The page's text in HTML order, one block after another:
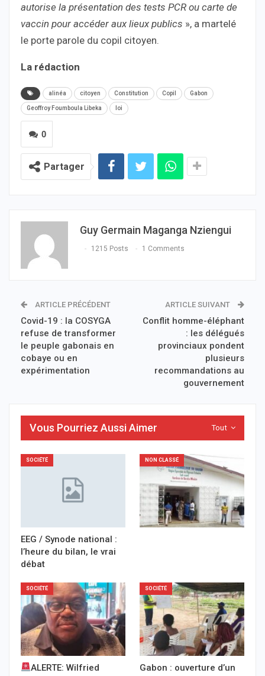
autorise la présentation des tests PCR ou carte de
vaccin pour accéder aux lieux publics », a martelé
le porte parole du copil citoyen.
La rédaction
alinéa citoyen Constitution Copil Gabon
Geoffroy Foumboula Libeka loi
0
Partager
Guy Germain Maganga Nziengui
1215 Posts 1 Comments
ARTICLE PRÉCÉDENT
Covid-19 : la COSYGA
refuse de transformer
le peuple gabonais en
cobaye ou en
expérimentation
ARTICLE SUIVANT
Conflit homme-éléphant
: les délégués
provinciaux pondent
plusieurs
recommandations au
gouvernement
Tout
Vous Pourriez Aussi Aimer
SOCIÉTÉ
EEG / Synode national :
l’heure du bilan, le vrai
débat
NON CLASSÉ
SOCIÉTÉ
ALERTE: Wilfried
SOCIÉTÉ
Gabon : ouverture d’un